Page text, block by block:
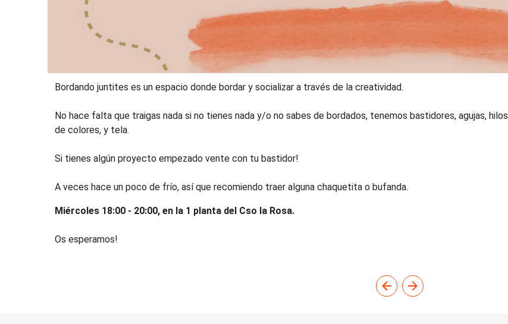
Bordando juntites es un espacio donde bordar y socializar a través de la creatividad.
No hace falta que traigas nada si no tienes nada y/o no sabes de bordados, tenemos bastidores, agujas, hilos
de colores, y tela.
Si tienes algún proyecto empezado vente con tu bastidor!
A veces hace un poco de frío, así que recomiendo traer alguna chaquetita o bufanda.
Miércoles 18:00 - 20:00, en la 1 planta del Cso la Rosa.
Os esperamos!